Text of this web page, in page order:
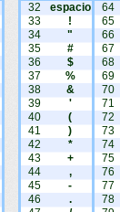
32
espacio
33
!
34
"
35
#
36
$
37
%
38
&
39
'
40
(
41
)
42
*
43
+
44
,
45
-
46
.
64
65
66
67
68
69
70
71
72
73
74
75
76
77
78